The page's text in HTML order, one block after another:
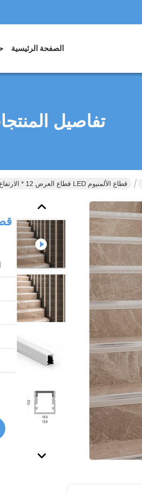
الصفحة الرئيسية
تفاصيل
قطاع الألمنيوم LED قطاع العرض 12 * الارتفاع 13 مم LED قطاع الإسكان دعوى لشريط 10 مم